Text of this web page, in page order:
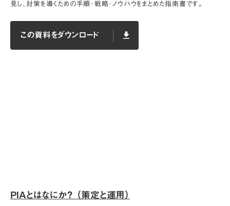
見し、対策を導くための手順･戦略･ノウハウをまとめた指南書です。
この資料をダウンロード
この資料をダウンロード
file_download
PIAとはなにか？ （策定と運用）